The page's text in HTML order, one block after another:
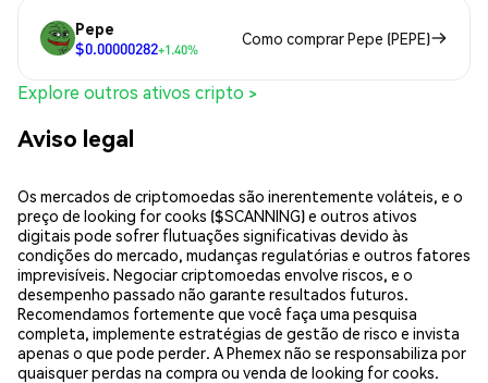
Pepe
$0.00000282+1.40%
Como comprar Pepe (PEPE)
Explore outros ativos cripto >
Aviso legal
Os mercados de criptomoedas são inerentemente voláteis, e o
preço de looking for cooks ($SCANNING) e outros ativos
digitais pode sofrer flutuações significativas devido às
condições do mercado, mudanças regulatórias e outros fatores
imprevisíveis. Negociar criptomoedas envolve riscos, e o
desempenho passado não garante resultados futuros.
Recomendamos fortemente que você faça uma pesquisa
completa, implemente estratégias de gestão de risco e invista
apenas o que pode perder. A Phemex não se responsabiliza por
quaisquer perdas na compra ou venda de looking for cooks.